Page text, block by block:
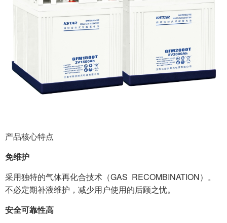
产品核心特点
免维护
采用独特的气体再化合技术（GAS RECOMBINATION）。
不必定期补液维护，减少用户使用的后顾之忧。
安全可靠性高